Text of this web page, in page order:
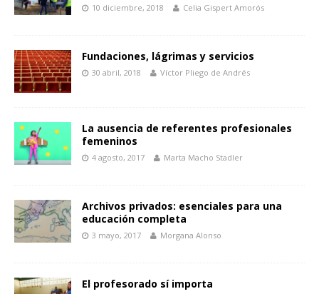
10 diciembre, 2018 Celia Gispert Amorós
Fundaciones, lágrimas y servicios
30 abril, 2018 Víctor Pliego de Andrés
La ausencia de referentes profesionales
femeninos
4 agosto, 2017 Marta Macho Stadler
Archivos privados: esenciales para una
educación completa
3 mayo, 2017 Morgana Alonso
El profesorado sí importa